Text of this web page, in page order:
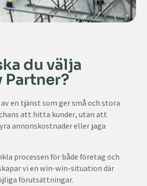
du välja
Partner?
en tjänst som ger små och stora
att hitta kunder, utan att
annonskostnader eller jaga
processen för både företag och
vi en win-win-situation där
förutsättningar.